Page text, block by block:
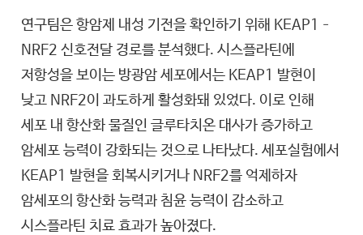
연구팀은 항암제 내성 기전을 확인하기 위해 KEAP1–
NRF2 신호전달 경로를 분석했다. 시스플라틴에
저항성을 보이는 방광암 세포에서는 KEAP1 발현이
낮고 NRF2이 과도하게 활성화돼 있었다. 이로 인해
세포 내 항산화 물질인 글루타치온 대사가 증가하고
암세포 능력이 강화되는 것으로 나타났다. 세포실험에서
KEAP1 발현을 회복시키거나 NRF2를 억제하자
암세포의 항산화 능력과 침윤 능력이 감소하고
시스플라틴 치료 효과가 높아졌다.